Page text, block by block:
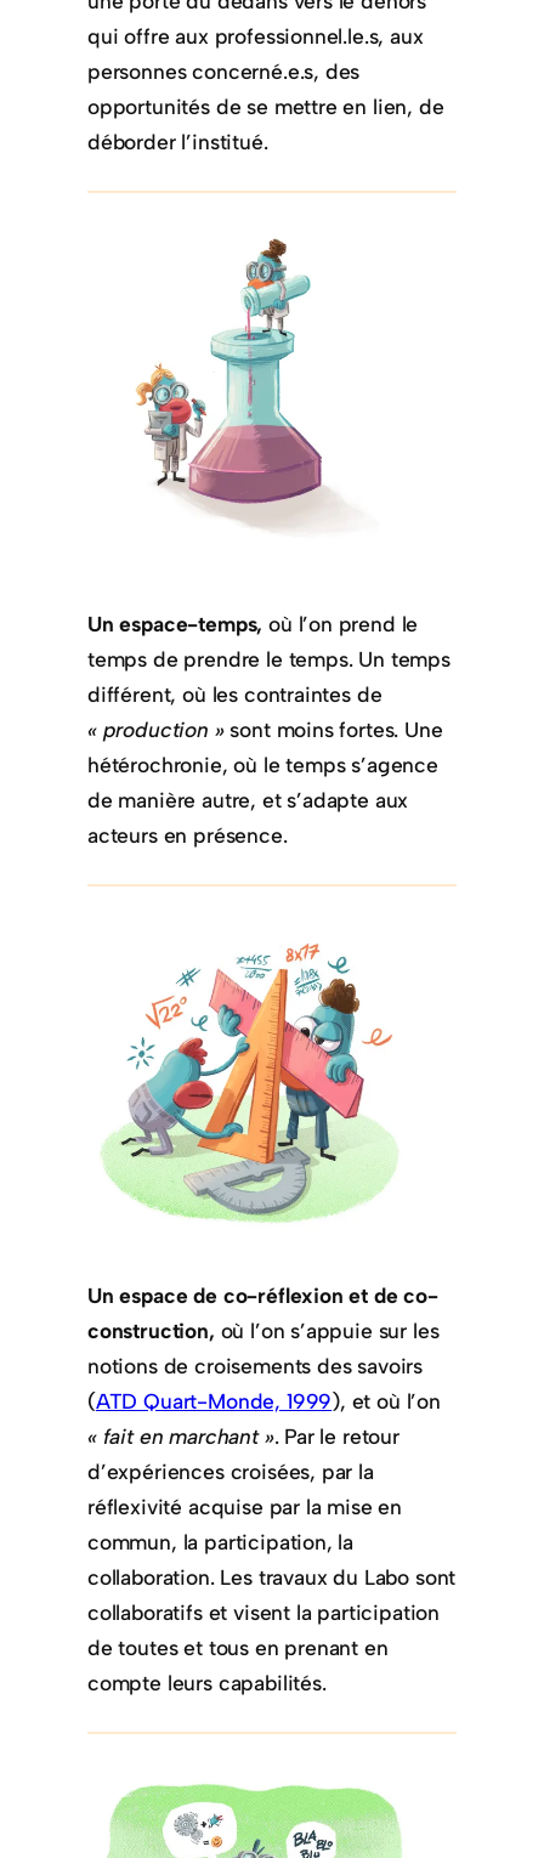
qui offre aux professionnel.le.s, aux
personnes concerné.e.s, des
opportunités de se mettre en lien, de
déborder l’institué.
Un espace-temps, où l’on prend le
temps de prendre le temps. Un temps
différent, où les contraintes de
« production »sont moins fortes. Une
hétérochronie, où le temps s’agence
de manière autre, et s’adapte aux
acteurs en présence.
Un espace de co-réflexion et de co-
construction, où l’on s’appuie sur les
notions de croisements des savoirs
(ATD Quart-Monde, 1999), et où l’on
« fait en marchant ». Par le retour
d’expériences croisées, par la
réflexivité acquise par la mise en
commun, la participation, la
collaboration. Les travaux du Labo sont
collaboratifs et visent la participation
de toutes et tous en prenant en
compte leurs capabilités.